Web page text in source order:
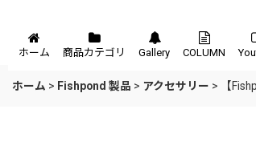
メニュー
ホーム 商品カテゴリ Gallery COLUMN
ホーム > Fishpond 製品 > アクセサリー > 【